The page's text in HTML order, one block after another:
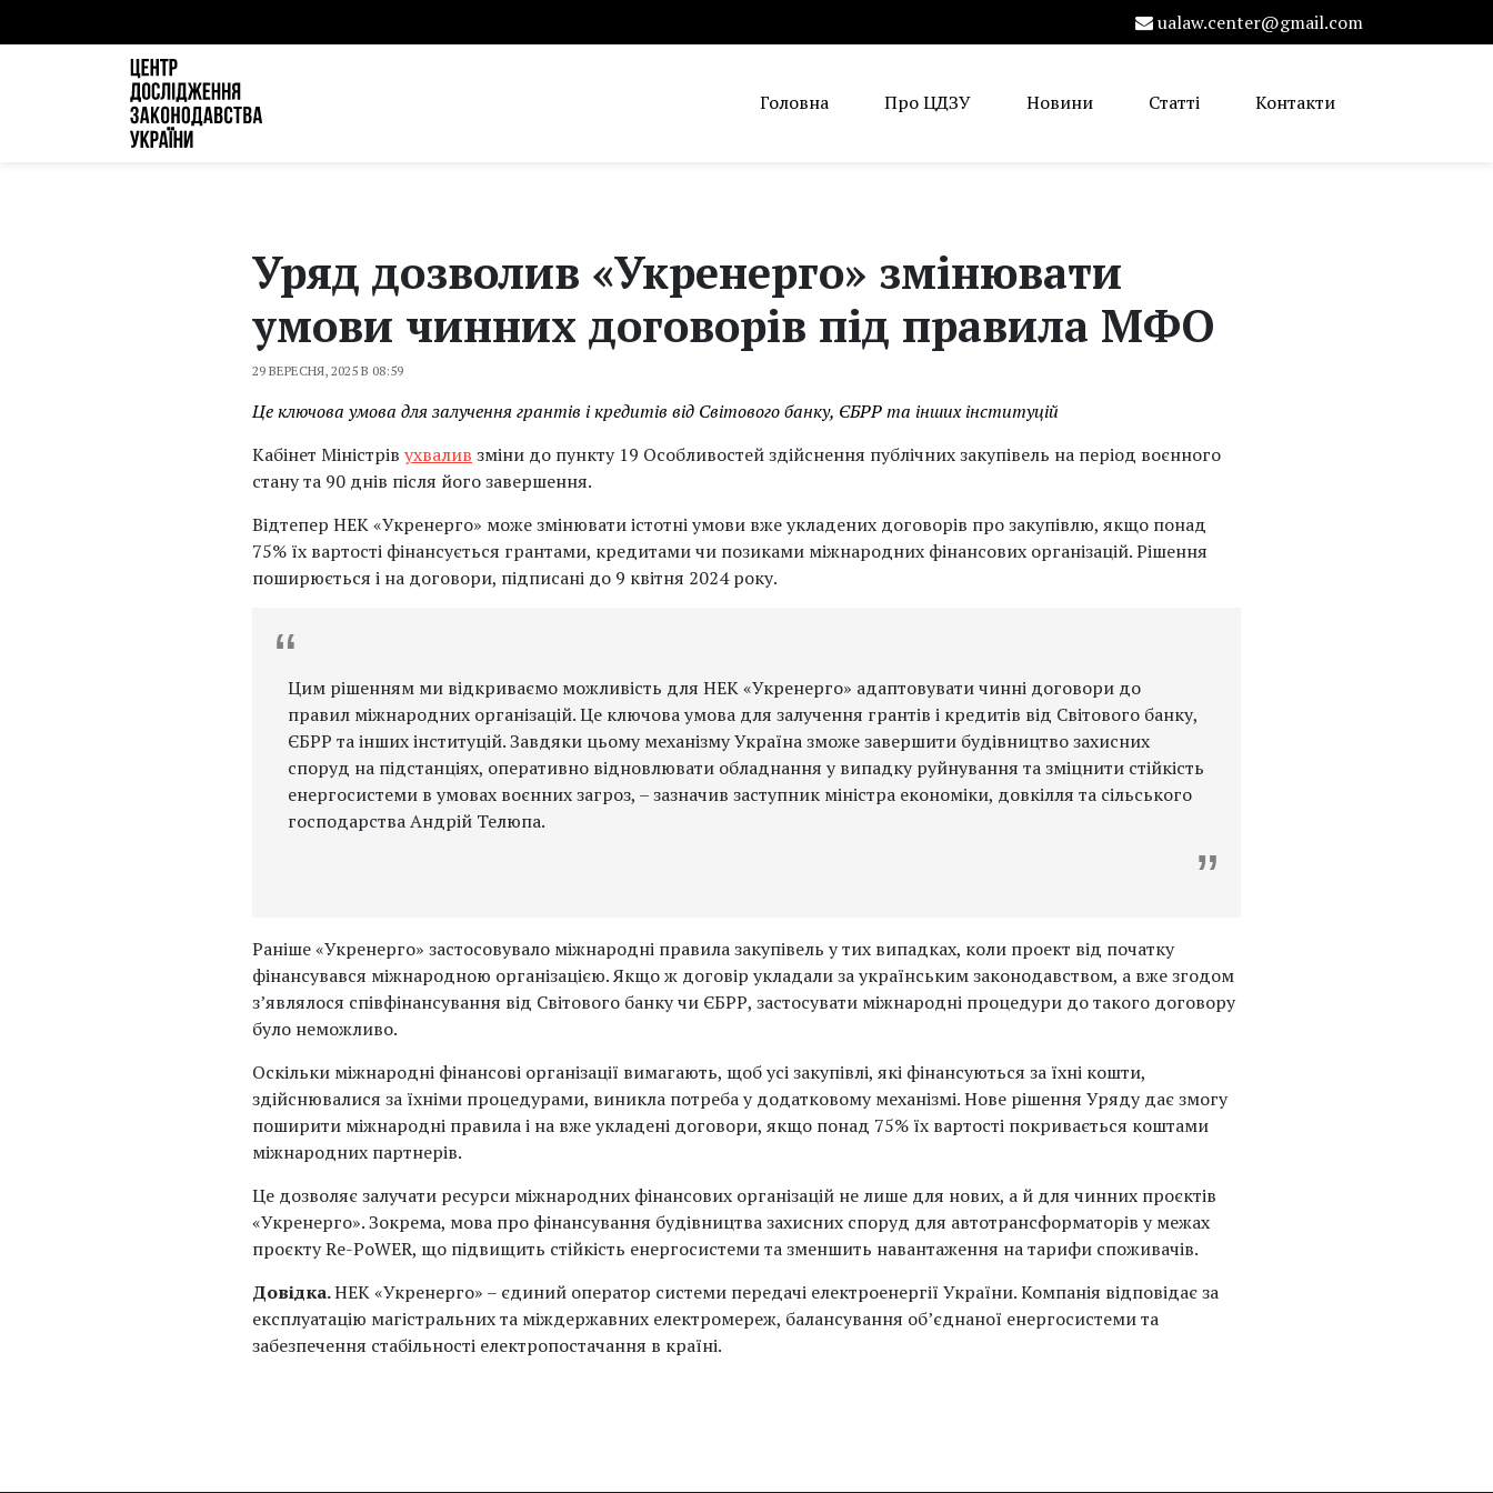
ualaw.center@gmail.com
Головна Про ЦДЗУ Новини Статті Контакти
Уряд дозволив «Укренерго» змінювати
умови чинних договорів під правила МФО
29 ВЕРЕСНЯ, 2025 В 08:59
Це ключова умова для залучення грантів і кредитів від Світового банку, ЄБРР та інших інституцій
Кабінет Міністрів ухвалив зміни до пункту 19 Особливостей здійснення публічних закупівель на період воєнного
стану та 90 днів після його завершення.
Відтепер НЕК «Укренерго» може змінювати істотні умови вже укладених договорів про закупівлю, якщо понад
75% їх вартості фінансується грантами, кредитами чи позиками міжнародних фінансових організацій. Рішення
поширюється і на договори, підписані до 9 квітня 2024 року.
Цим рішенням ми відкриваємо можливість для НЕК «Укренерго» адаптовувати чинні договори до
правил міжнародних організацій. Це ключова умова для залучення грантів і кредитів від Світового банку,
ЄБРР та інших інституцій. Завдяки цьому механізму Україна зможе завершити будівництво захисних
споруд на підстанціях, оперативно відновлювати обладнання у випадку руйнування та зміцнити стійкість
енергосистеми в умовах воєнних загроз, – зазначив заступник міністра економіки, довкілля та сільського
господарства Андрій Телюпа.
Раніше «Укренерго» застосовувало міжнародні правила закупівель у тих випадках, коли проект від початку
фінансувався міжнародною організацією. Якщо ж договір укладали за українським законодавством, а вже згодом
з’являлося співфінансування від Світового банку чи ЄБРР, застосувати міжнародні процедури до такого договору
було неможливо.
Оскільки міжнародні фінансові організації вимагають, щоб усі закупівлі, які фінансуються за їхні кошти,
здійснювалися за їхніми процедурами, виникла потреба у додатковому механізмі. Нове рішення Уряду дає змогу
поширити міжнародні правила і на вже укладені договори, якщо понад 75% їх вартості покривається коштами
міжнародних партнерів.
Це дозволяє залучати ресурси міжнародних фінансових організацій не лише для нових, а й для чинних проєктів
«Укренерго». Зокрема, мова про фінансування будівництва захисних споруд для автотрансформаторів у межах
проєкту Re-PoWER, що підвищить стійкість енергосистеми та зменшить навантаження на тарифи споживачів.
Довідка.НЕК «Укренерго» – єдиний оператор системи передачі електроенергії України. Компанія відповідає за
експлуатацію магістральних та міждержавних електромереж, балансування об’єднаної енергосистеми та
забезпечення стабільності електропостачання в країні.